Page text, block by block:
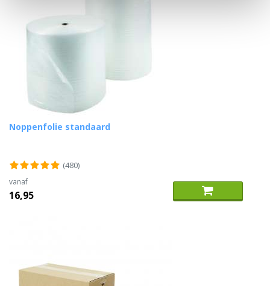
Noppenfolie standaard
(480)
vanaf
16,95